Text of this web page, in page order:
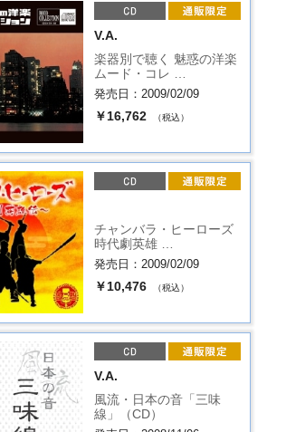
V.A.
楽器別で聴く 魅惑の洋楽
ムード・コレ …
発売日：2009/02/09
￥16,762 （税込）
チャンバラ・ヒーローズ
時代劇英雄 …
発売日：2009/02/09
￥10,476 （税込）
V.A.
風流・日本の音「三味
線」（CD）